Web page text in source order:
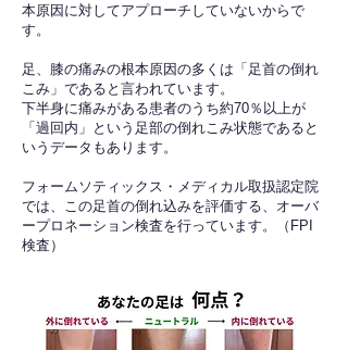
本原因に対してアプローチしていないからで
す。
足、膝の痛みの根本原因の多くは「足首の倒れ
こみ」であると言われています。
下半身に痛みがある患者のうち約70％以上が
「過回内」という足部の倒れこみ状態であると
いうデータもあります。
フォームソティックス・メディカル取扱認定院
では、この足首の倒れ込みを評価する、オーバ
ープロネーション検査を行っています。（FPI
検査）​